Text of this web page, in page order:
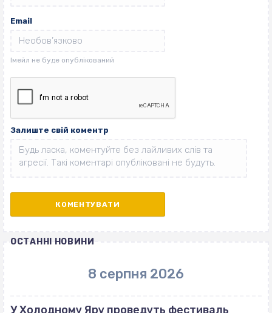
Email
Залиште свій коментр
ОСТАННІ НОВИНИ
8 серпня 2026
У Холодному Яру проведуть фестиваль